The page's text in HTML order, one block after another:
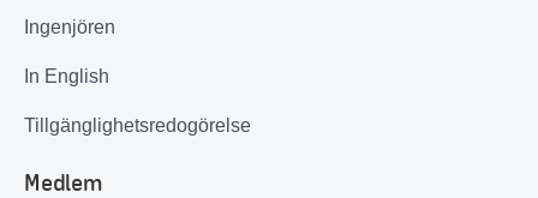
Ingenjören
In English
Tillgänglighetsredogörelse
Medlem